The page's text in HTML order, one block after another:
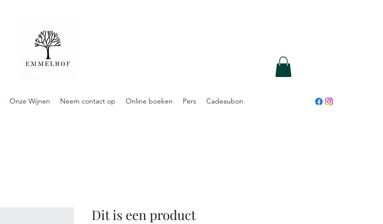
Onze Wijnen Neem contact op Online boeken Pers Cadeaubon
Dit is een product